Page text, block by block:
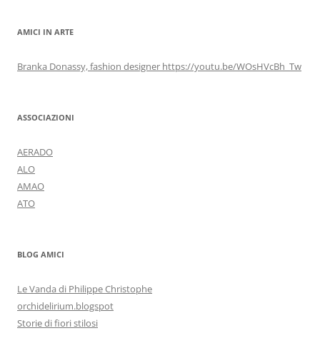
AMICI IN ARTE
Branka Donassy, fashion designer https://youtu.be/WOsHVcBh_Tw
ASSOCIAZIONI
AERADO
ALO
AMAO
ATO
BLOG AMICI
Le Vanda di Philippe Christophe
orchidelirium.blogspot
Storie di fiori stilosi